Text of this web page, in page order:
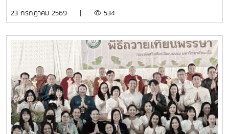
การอนุรักษ์ศิลปวัฒนธรรม และกิจกรรมส่งเสริมคุณลักษณะอัน
พงษ์พานิช และนายพงษ์พิพัฒน์ ราชจันทร์ ได้นำนักศึกษาเยี่ยม
ชมเส้นทางและสถานที่สำคัญภายในมหาวิทยาลัย อาทิ อนุสาวรีย์
คุณพระช่วงเกษตรศิลปการ เพื่อให้นักศึกษาได้เรียนรู้ประวัติและ
คุณูปการของปูชนียบุคคลผู้มีความสำคัญต่อมหาวิทยาลัย คุณค่า
ทางประวัติศาสตร์และจิตวิญญาณของสถาบันและช่วงบ่าย คณะ
นักศึกษาได้เข้าเยี่ยมชมสำนักฟาร์มมหาวิทยาลัย และสำนักวิจัย
และส่งเสริมวิชาการการเกษตร โดยมี นางสาววัชรินทร์ จันท
วรรณ ให้การต้อนรับ พร้อมบรรยายให้ความรู้เกี่ยวกับการผลิต
ดร.เทพ พงษ์พานิช นายกสภามหาวิทยาลัยแม่โจ้ เป็นประธานใน
ศาสตร์ และนักศึกษา เข้าร่วมอย่างพร้อมเพรียงห้อง “ร่ม
อินทนิล” เกิดขึ้นจากความร่วมมือระหว่างมหาวิทยาลัยแม่โจ้และ
คณะพยาบาลศาสตร์ เพื่อเป็นศูนย์ให้บริการด้านการดูแลสุขภาพ
เบื้องต้น การให้คำปรึกษา แนะนำด้านสุขภาพกายและสุขภาพใจ
แก่นักศึกษา เพื่อให้นักศึกษาได้รับการดูแลอย่างทั่วถึง มีสุขภาวะ
ที่ดีทั้งด้านร่างกายและจิตใจ อันจะนำไปสู่การส่งเสริมคุณภาพ
ชีวิต ความปลอดภัย และสวัสดิภาพการใช้ชีวิตภายในมหาวิทยาลัย
โดยจะเปิดให้บริการทุกวัน ตั้งแต่เวลา 17.00-20.00 น.นอกจากนี้
23 กรกฎาคม 2569 | 534